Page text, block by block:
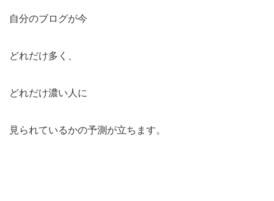
自分のブログが今
どれだけ多く、
どれだけ濃い人に
見られているかの予測が立ちます。